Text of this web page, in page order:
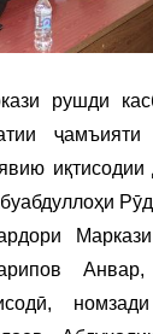
рушди
Анвар,